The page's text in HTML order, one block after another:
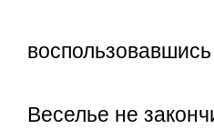
Веселье не